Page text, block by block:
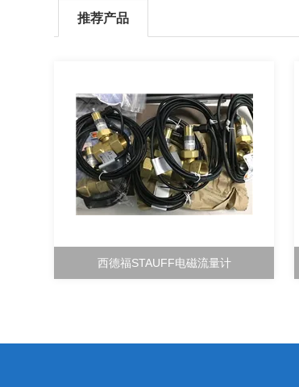
推荐产品
西德福STAUFF电磁流量计